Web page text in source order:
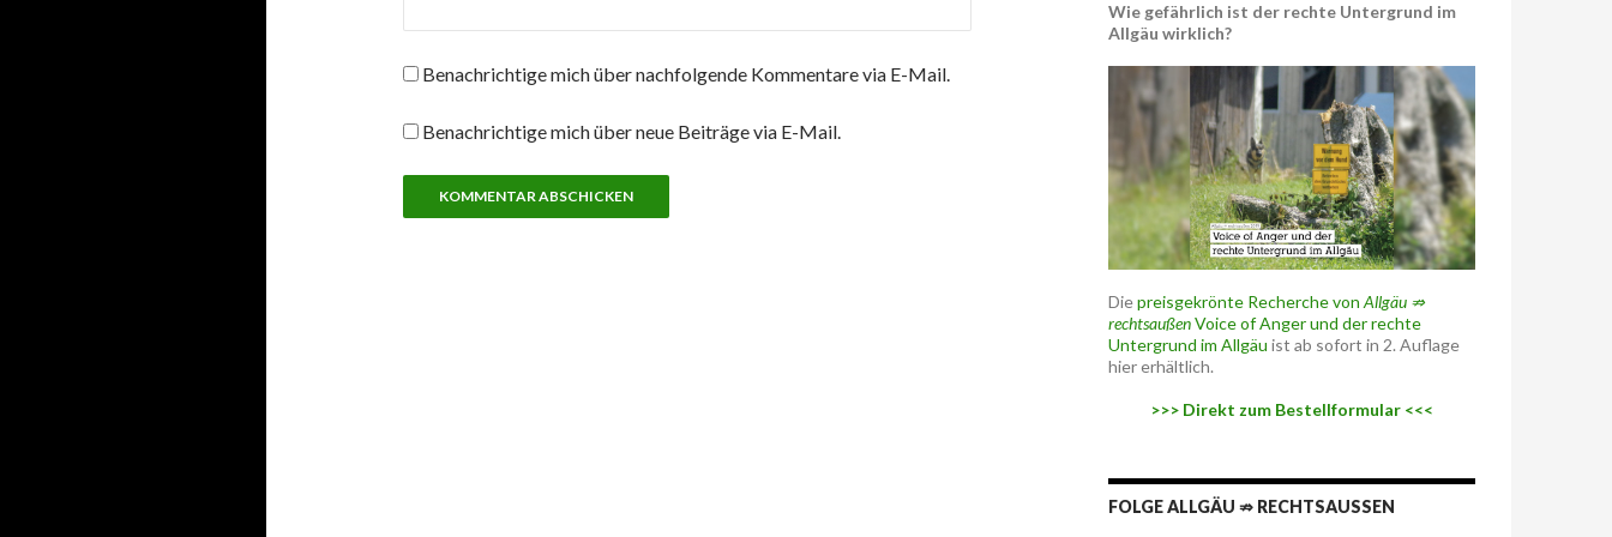
Benachrichtige mich über nachfolgende Kommentare via E-Mail.
Benachrichtige mich über neue Beiträge via E-Mail.
Wie gefährlich ist der rechte Untergrund im
Allgäu wirklich?
Diepreisgekrönte Recherche von Allgäu ⇏
rechtsaußenVoice of Anger und der rechte
Untergrund im Allgäu ist ab sofort in 2. Auflage
hier erhältlich.
>>> Direkt zum Bestellformular <<<
FOLGE ALLGÄU ⇏ RECHTSAUSSEN